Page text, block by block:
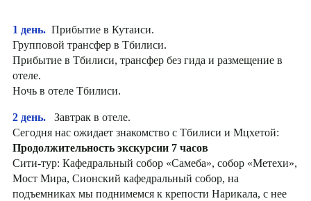
1 день. Прибытие в Кутаиси.
Групповой трансфер в Тбилиси.
Прибытие в Тбилиси, трансфер без гида и размещение в
отеле.
Ночь в отеле Тбилиси.
2 день. Завтрак в отеле.
Сегодня нас ожидает знакомство с Тбилиси и Мцхетой:
Продолжительность экскурсии 7 часов
Сити-тур: Кафедральный собор «Самеба», собор «Метехи»,
Мост Мира, Сионский кафедральный собор, на
подъемниках мы поднимемся к крепости Нарикала, с нее